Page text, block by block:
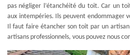
pas négliger l’étanchéité du toit. Car un
aux intempéries. Ils peuvent endommager
Il faut faire étancher son toit par un artisan
artisans professionnels, vous pouvez nous